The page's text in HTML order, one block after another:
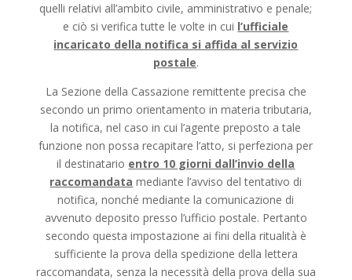
quelli relativi all’ambito civile, amministrativo e penale;
e ciò si verifica tutte le volte in cui l’ufficiale
incaricato della notifica si affida al servizio
postale.
La Sezione della Cassazione remittente precisa che
secondo un primo orientamento in materia tributaria,
la notifica, nel caso in cui l’agente preposto a tale
funzione non possa recapitare l’atto, si perfeziona per
il destinatario entro 10 giorni dall’invio della
raccomandata mediante l’avviso del tentativo di
notifica, nonché mediante la comunicazione di
avvenuto deposito presso l’ufficio postale. Pertanto
secondo questa impostazione ai fini della ritualità è
sufficiente la prova della spedizione della lettera
raccomandata, senza la necessità della prova della sua